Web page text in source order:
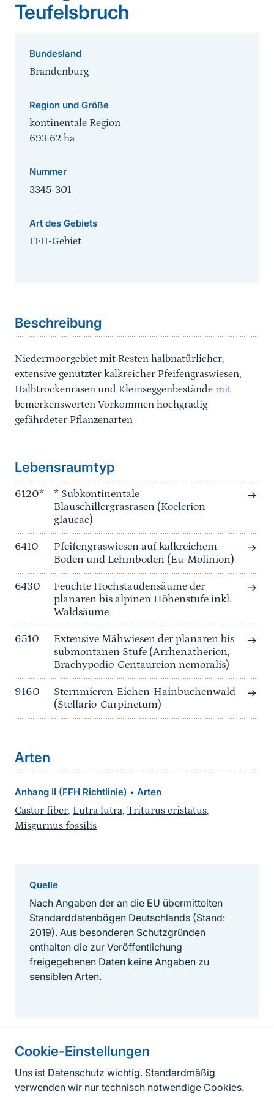
Cookie-Einstellungen
Uns ist Datenschutz wichtig. Standardmäßig
verwenden wir nur technisch notwendige Cookies.
Teufelsbruch
Bundesland
Brandenburg
Region und Größe
kontinentale Region
693.62 ha
Nummer
3345-301
Art des Gebiets
FFH-Gebiet
Beschreibung
Niedermoorgebiet mit Resten halbnatürlicher,
extensive genutzter kalkreicher Pfeifengraswiesen,
Halbtrockenrasen und Kleinseggenbestände mit
bemerkenswerten Vorkommen hochgradig
gefährdeter Pflanzenarten
Lebensraumtyp
6120*
* Subkontinentale
Blauschillergrasrasen (Koelerion
glaucae)
6410
Pfeifengraswiesen auf kalkreichem
Boden und Lehmboden (Eu-Molinion)
6430
Feuchte Hochstaudensäume der
planaren bis alpinen Höhenstufe inkl.
Waldsäume
6510
Extensive Mähwiesen der planaren bis
submontanen Stufe (Arrhenatherion,
Brachypodio-Centaureion nemoralis)
9160
Sternmieren-Eichen-Hainbuchenwald
(Stellario-Carpinetum)
Arten
Anhang II (FFH Richtlinie) • Arten
Castor fiber, Lutra lutra, Triturus cristatus,
Misgurnus fossilis
Quelle
Nach Angaben der an die EU übermittelten
Standarddatenbögen Deutschlands (Stand:
2019). Aus besonderen Schutzgründen
enthalten die zur Veröffentlichung
freigegebenen Daten keine Angaben zu
sensiblen Arten.
Informationen zur Seite
FußzeileKontakt zum BfN